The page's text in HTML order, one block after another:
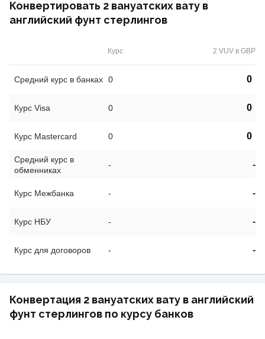
Конвертировать 2 вануатских вату в
английский фунт стерлингов
Курс 2 VUV в GBP
Средний курс в банках 0 0
Курс Visa 0 0
Курс Mastercard 0 0
Средний курс в
обменниках
- -
Курс Межбанка - -
Курс НБУ - -
Курс для договоров - -
Конвертация 2 вануатских вату в английский
фунт стерлингов по курсу банков